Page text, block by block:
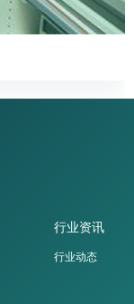
行业资讯
行业动态